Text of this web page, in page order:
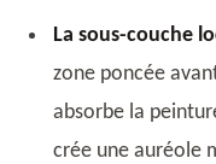
La sous-couche
zone poncée
absorbe la
crée une auréole